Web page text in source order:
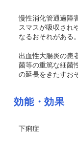
慢性消化管通過障
スマスが吸収され
なるおそれがある
出血性大腸炎の患
菌等の重篤な細菌
の延長をきたすお
効能・効果
下痢症